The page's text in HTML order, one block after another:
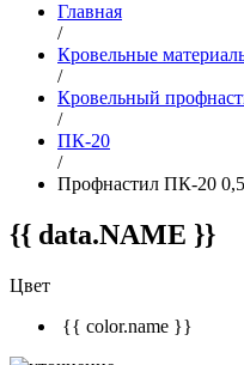
Главная
/
Кровельные
/
Кровельный
/
ПК-20
/
Профнастил ПК-20
{{ data.NAME }}
Цвет
{{ color.name }}